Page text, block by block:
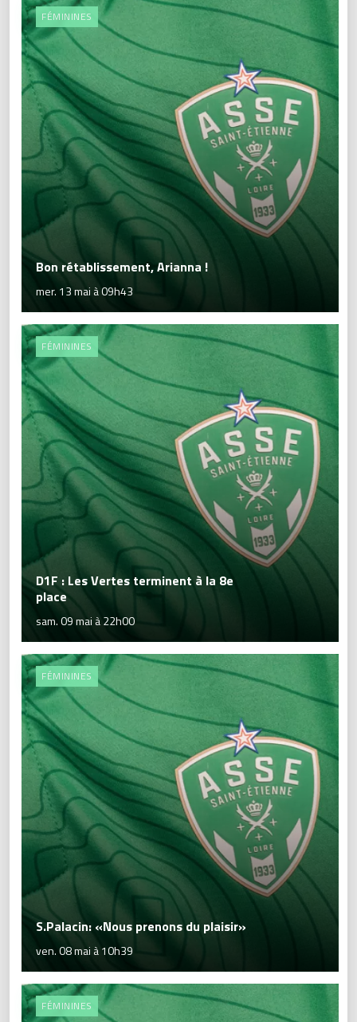
FÉMININES
Bon rétablissement, Arianna !
mer. 13 mai à 09h43
FÉMININES
D1F : Les Vertes terminent à la 8e
place
sam. 09 mai à 22h00
FÉMININES
S.Palacin: «Nous prenons du plaisir»
ven. 08 mai à 10h39
FÉMININES